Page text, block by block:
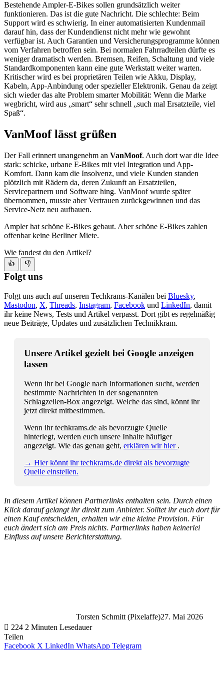
Bestehende Ampler-E-Bikes sollen grundsätzlich weiter
funktionieren. Das ist die gute Nachricht. Die schlechte: Beim
Support wird es schwierig. In einer automatisierten Kundenmail
darauf hin, dass der Kundendienst nicht mehr wie gewohnt
verfügbar ist. Auch Garantien und Versicherungsprogramme können
vom Verfahren betroffen sein. Bei normalen Fahrradteilen dürfte es
weniger dramatisch werden. Bremsen, Reifen, Schaltung und viele
Standardkomponenten kann eine gute Werkstatt weiter warten.
Kritischer wird es bei proprietären Teilen wie Akku, Display,
Kabeln, App-Anbindung oder spezieller Elektronik. Genau da zeigt
sich wieder das alte Problem smarter Mobilität: Wenn die Marke
wegbricht, wird aus „smart“ sehr schnell „such mal Ersatzteile, viel
Spaß“.
VanMoof lässt grüßen
Der Fall erinnert unangenehm an VanMoof. Auch dort war die Idee
stark: schicke, urbane E-Bikes mit viel Integration und App-
Komfort. Dann kam die Insolvenz, und viele Kunden standen
plötzlich mit Rädern da, deren Zukunft an Ersatzteilen,
Servicepartnern und Software hing. VanMoof wurde später
übernommen, musste aber Vertrauen zurückgewinnen und das
Service-Netz neu aufbauen.
Ampler hat schöne E-Bikes gebaut. Aber schöne E-Bikes zahlen
offenbar keine Berliner Miete.
Wie fandest du den Artikel?
👍 👎
Folgt uns
Folgt uns auch auf unseren Techkrams-Kanälen bei Bluesky,
Mastodon, X, Threads, Instagram, Facebook und LinkedIn, damit
ihr keine News, Tests und Artikel verpasst. Dort gibt es regelmäßig
neue Beiträge, Updates und zusätzlichen Technikkram.
Unsere Artikel gezielt bei Google anzeigen
lassen
Wenn ihr bei Google nach Informationen sucht, werden
bestimmte Nachrichten in der sogenannten
Schlagzeilen-Box angezeigt. Welche das sind, könnt ihr
jetzt direkt mitbestimmen.
Wenn ihr techkrams.de als bevorzugte Quelle
hinterlegt, werden euch unsere Inhalte häufiger
angezeigt. Wie das genau geht, erklären wir hier .
→ Hier könnt ihr techkrams.de direkt als bevorzugte
Quelle einstellen.
In diesem Artikel können Partnerlinks enthalten sein. Durch einen
Klick darauf gelangt ihr direkt zum Anbieter. Solltet ihr euch dort für
einen Kauf entscheiden, erhalten wir eine kleine Provision. Für
euch ändert sich am Preis nichts. Partnerlinks haben keinerlei
Einfluss auf unsere Berichterstattung.
Torsten Schmitt (Pixelaffe)27. Mai 2026
224 2 Minuten Lesedauer
Teilen
Facebook X LinkedIn WhatsApp Telegram